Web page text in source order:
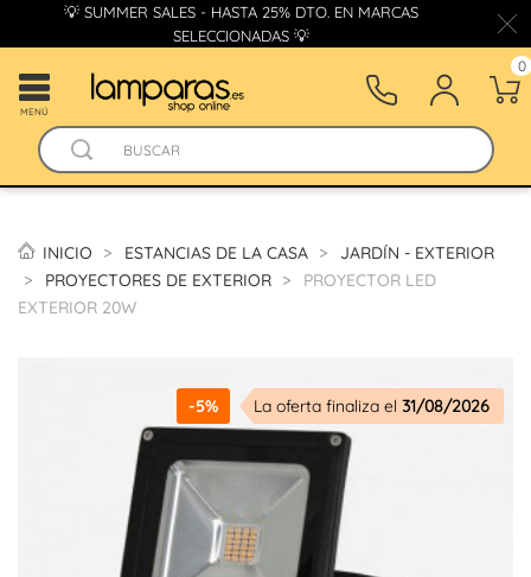
💡 SUMMER SALES - HASTA 25% DTO. EN MARCAS
SELECCIONADAS 💡
MENÚ
0
INICIO ESTANCIAS DE LA CASA
JARDÍN - EXTERIOR
PROYECTORES DE EXTERIOR
PROYECTOR LED
EXTERIOR 20W
-5% La oferta finaliza el 31/08/2026